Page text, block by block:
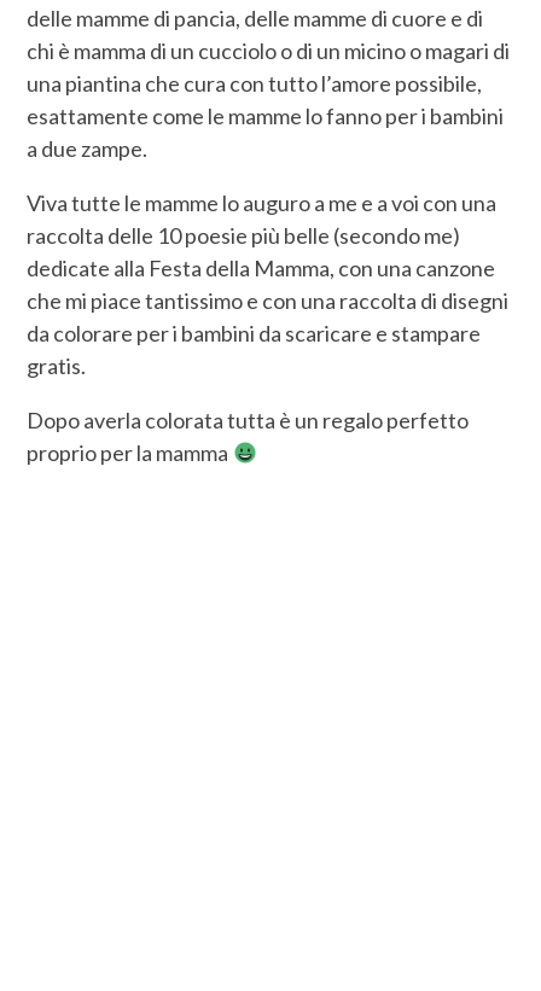
delle mamme di pancia, delle mamme di cuore e di
chi è mamma di un cucciolo o di un micino o magari di
una piantina che cura con tutto l’amore possibile,
esattamente come le mamme lo fanno per i bambini
a due zampe.
Viva tutte le mamme lo auguro a me e a voi con una
raccolta delle 10 poesie più belle (secondo me)
dedicate alla Festa della Mamma, con una canzone
che mi piace tantissimo e con una raccolta di disegni
da colorare per i bambini da scaricare e stampare
gratis.
Dopo averla colorata tutta è un regalo perfetto
proprio per la mamma